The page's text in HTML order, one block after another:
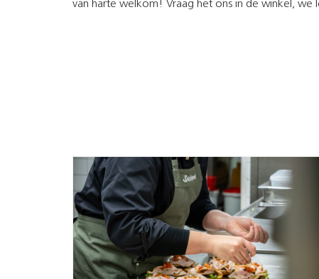
van harte welkom! Vraag het ons in de winkel, we